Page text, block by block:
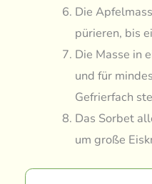
Die
pürieren, bis
Die Masse in
und für
Gefrierfach
Das Sorbet
um große